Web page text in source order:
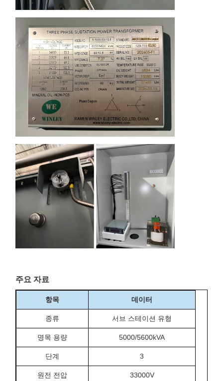
주요 자료
항목 데이터
종류 서브 스테이션 유형
명목 용량 5000/5600kVA
단계 3
원전 전압 33000V